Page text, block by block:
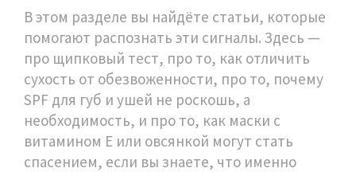
В этом разделе вы найдёте статьи, которые
помогают распознать эти сигналы. Здесь —
про щипковый тест, про то, как отличить
сухость от обезвоженности, про то, почему
SPF для губ и ушей не роскошь, а
необходимость, и про то, как маски с
витамином Е или овсянкой могут стать
спасением, если вы знаете, что именно